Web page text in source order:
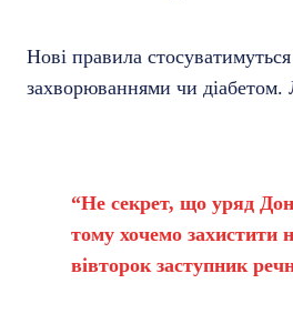
Нові правила
захворюваннями чи
“Не секрет, що уряд
тому хочемо захистити
вівторок заступник